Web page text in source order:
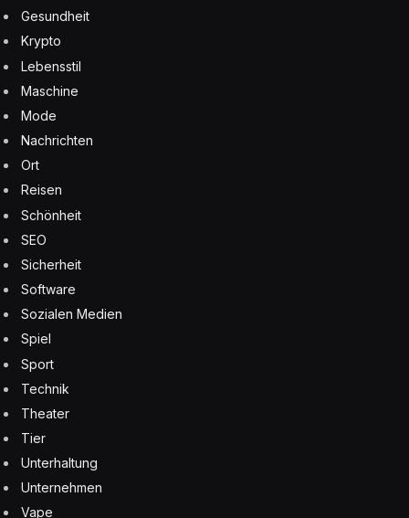
Gesundheit
Krypto
Lebensstil
Maschine
Mode
Nachrichten
Ort
Reisen
Schönheit
SEO
Sicherheit
Software
Sozialen Medien
Spiel
Sport
Technik
Theater
Tier
Unterhaltung
Unternehmen
Vape